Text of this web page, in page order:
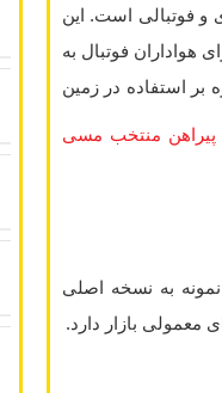
و فوتبالی است. این
هواداران فوتبال به
بر استفاده در زمین
پیراهن منتخب مسی
نمونه به نسخه اصلی
بازار دارد.